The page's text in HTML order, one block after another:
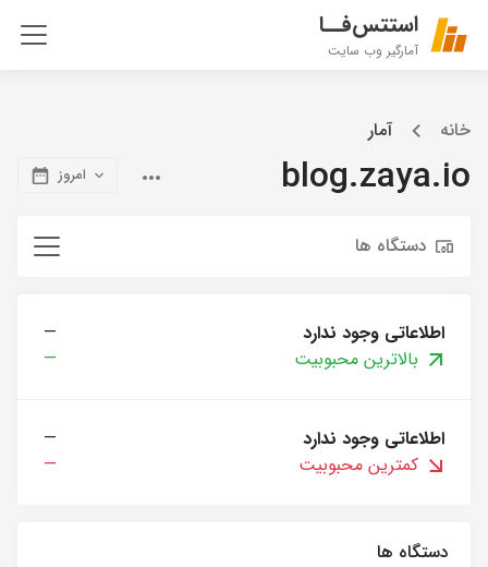
استتس‌فــا
آمارگیر وب سایت
خانه آمار
blog.zaya.io امروز
دستگاه ها
اطلاعاتی وجود ندارد
—
بالاترین محبوبیت
—
اطلاعاتی وجود ندارد
—
کمترین محبوبیت
—
دستگاه ها